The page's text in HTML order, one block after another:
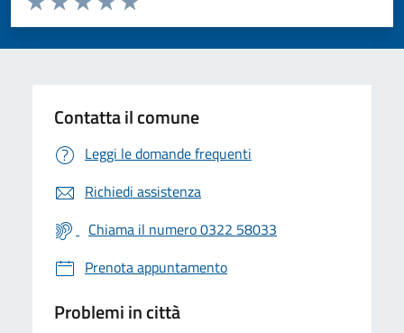
Valuta 5 stelle su 5
Valuta 4 stelle su 5
Valuta 3 stelle su 5
Valuta 2 stelle su 5
Valuta 1 stelle su 5
Contatta il comune
Leggi le domande frequenti
Richiedi assistenza
Chiama il numero 0322 58033
Prenota appuntamento
Problemi in città